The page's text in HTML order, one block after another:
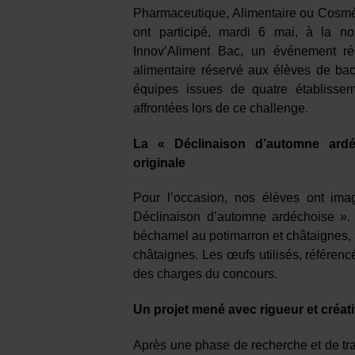
Pharmaceutique, Alimentaire ou
ont participé, mardi 6 mai, à la
Innov’Aliment Bac, un événement
alimentaire réservé aux élèves de
équipes issues de quatre
affrontées lors de ce challenge.
La « Déclinaison d’automne
originale
Pour l’occasion, nos élèves ont
Déclinaison d’automne ardéchoise
béchamel au potimarron et
châtaignes. Les œufs utilisés,
des charges du concours.
Un projet mené avec rigueur et
Après une phase de recherche et de